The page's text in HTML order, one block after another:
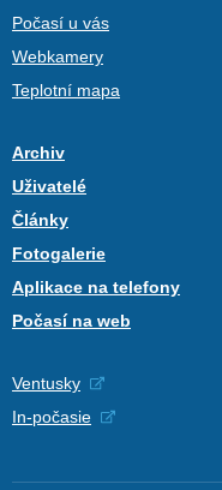
Počasí u vás
Webkamery
Teplotní mapa
Archiv
Uživatelé
Články
Fotogalerie
Aplikace na telefony
Počasí na web
Ventusky
In-počasie